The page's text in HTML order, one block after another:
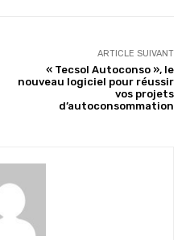
ARTICLE SUIVANT
« Tecsol Autoconso », le
nouveau logiciel pour réussir
vos projets
d’autoconsommation